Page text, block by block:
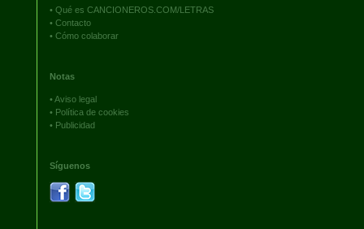
• Qué es CANCIONEROS.COM/LETRAS
• Contacto
• Cómo colaborar
Notas
•Aviso legal
• Política de cookies
• Publicidad
Síguenos